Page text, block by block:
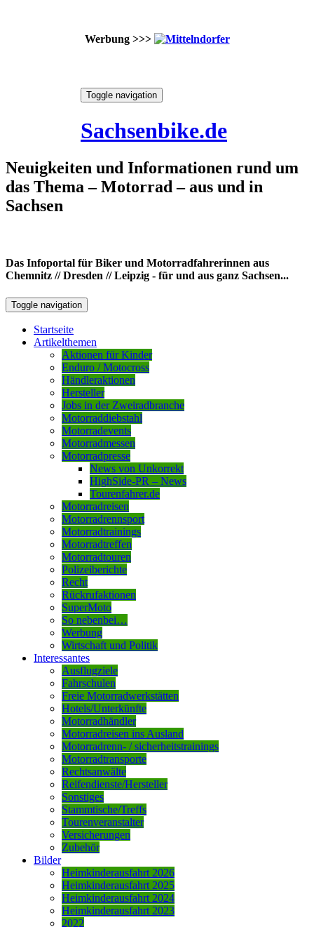
Werbung >>>
Toggle navigation
Sachsenbike.de
Neuigkeiten und Informationen rund um
das Thema – Motorrad – aus und in
Sachsen
Das Infoportal für Biker und Motorradfahrerinnen aus
Chemnitz // Dresden // Leipzig - für und aus ganz Sachsen...
Toggle navigation
Startseite
Artikelthemen
Aktionen für Kinder
Enduro / Motocross
Händleraktionen
Hersteller
Jobs in der Zweiradbranche
Motorraddiebstahl
Motorradevents
Motorradmessen
Motorradpresse
News von Unkorrekt
HighSide-PR – News
Tourenfahrer.de
Motorradreisen
Motorradrennsport
Motorradtrainings
Motorradtreffen
Motorradtouren
Polizeiberichte
Recht
Rückrufaktionen
SuperMoto
So nebenbei…
Werbung
Wirtschaft und Politik
Interessantes
Ausflugziele
Fahrschulen
Freie Motorradwerkstätten
Hotels/Unterkünfte
Motorradhändler
Motorradreisen ins Ausland
Motorradrenn- / sicherheitstrainings
Motorradtransporte
Rechtsanwälte
Reifendienste/Hersteller
Sonstiges
Stammtische/Treffs
Tourenveranstalter
Versicherungen
Zubehör
Bilder
Heimkinderausfahrt 2026
Heimkinderausfahrt 2025
Heimkinderausfahrt 2024
Heimkinderausfahrt 2023
2022